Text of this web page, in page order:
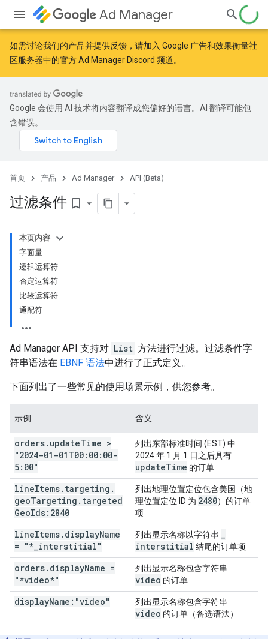
Ad Manager
如需讨论我们的产品并提供反馈，请加入 Google 广告和效果衡量社
区服务器中的官方 Ad Manager Discord 频道。
Google 会使用 AI 技术将内容翻译成您偏好的语言。AI 翻译可能包
含错误。
首页 产品 Ad Manager API (Beta)
过滤条件 bookmark_border
本页内容
字面量
逻辑运算符
否定运算符
比较运算符
通配符
Ad Manager API 支持对 List 方法进行过滤。过滤条件字
符串语法在 EBNF 语法中进行了正式定义。
下面列出了一些常见的使用场景示例，供您参考。
示例 含义
orders. updateTime >
"2024-01-01T00:00:00-
5:00"
列出东部标准时间 (EST) 中
2024 年 1 月 1 日之后具有
updateTime 的订单
lineItems. targeting .
geoTargeting . targeted
GeoIds:2840
列出地理位置定位包含美国（地
理位置定位 ID 为 2480）的订单
项
lineItems. displayName
= "* interstitial"
列出显示名称以字符串
interstitial 结尾的订单项
orders. displayName =
"*video*"
列出显示名称包含字符串
video 的订单
displayName:"video" 列出显示名称包含字符串
video 的订单（备选语法）